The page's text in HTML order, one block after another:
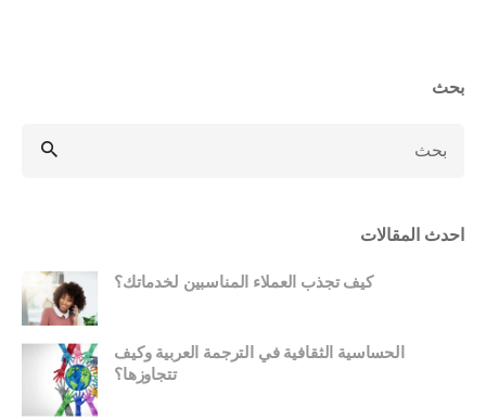
بحث
احدث المقالات
كيف تجذب العملاء المناسبين لخدماتك؟
الحساسية الثقافية في الترجمة العربية وكيف
تتجاوزها؟